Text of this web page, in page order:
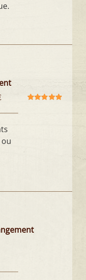
Plage
prix :
100,00€
: